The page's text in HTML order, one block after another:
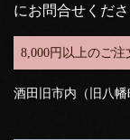
にお問合せくださ
8,000円以上のご
酒田旧市内（旧八幡